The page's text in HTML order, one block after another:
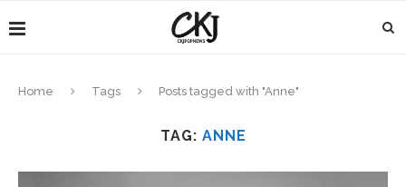
Home Tags Posts tagged with "Anne"
TAG: ANNE